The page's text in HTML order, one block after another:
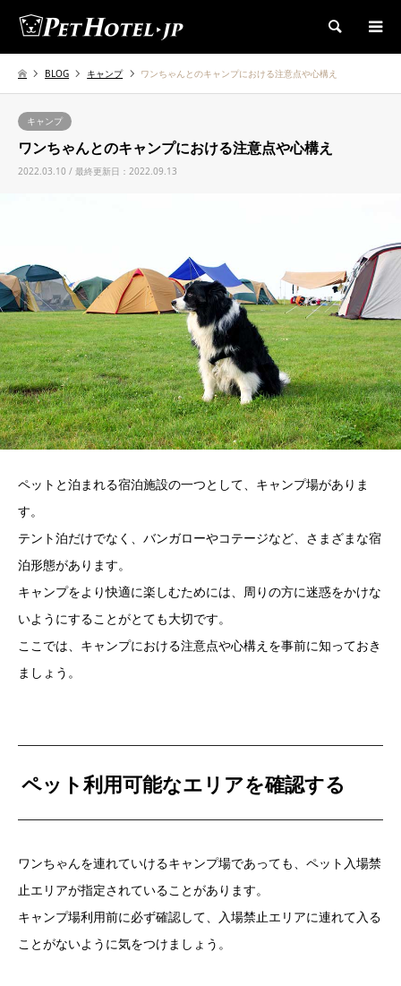
検索
BLOG キャンプ ワンちゃんとのキャンプにおける注意点や心構え
キャンプ
ワンちゃんとのキャンプにおける注意点や心構え
2022.03.10 / 最終更新日：2022.09.13
ペットと泊まれる宿泊施設の一つとして、キャンプ場がありま
す。
テント泊だけでなく、バンガローやコテージなど、さまざまな宿
泊形態があります。
キャンプをより快適に楽しむためには、周りの方に迷惑をかけな
いようにすることがとても大切です。
ここでは、キャンプにおける注意点や心構えを事前に知っておき
ましょう。
ペット利用可能なエリアを確認する
ワンちゃんを連れていけるキャンプ場であっても、ペット入場禁
止エリアが指定されていることがあります。
キャンプ場利用前に必ず確認して、入場禁止エリアに連れて入る
ことがないように気をつけましょう。